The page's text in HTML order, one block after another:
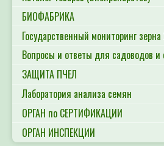
БИОФАБРИКА
Государственный мониторинг
Вопросы и ответы для садоводов и
ЗАЩИТА ПЧЕЛ
Лаборатория анализа семян
ОРГАН по СЕРТИФИКАЦИИ
ОРГАН ИНСПЕКЦИИ